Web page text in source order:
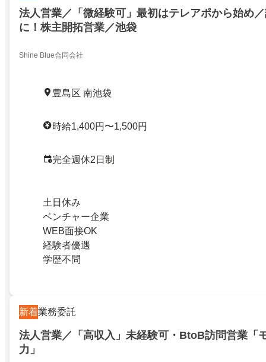
法人営業／「微経験可」最初はテレアポから始め
に！株主開拓営業／池袋
Shine Blue合同会社
豊島区 南池袋
時給1,400円〜1,500円
完全週休2日制
土日休み
ベンチャー企業
WEB面接OK
経験者優遇
学歴不問
新着業務委託
法人営業／「高収入」未経験可・BtoB訪問営業「
力」